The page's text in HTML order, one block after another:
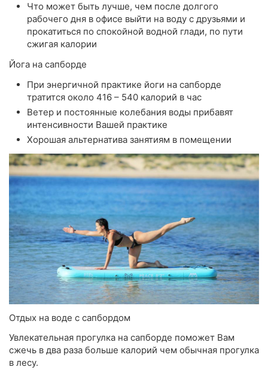
Что может быть лучше, чем после долгого
рабочего дня в офисе выйти на воду с друзьями и
прокатиться по спокойной водной глади, по пути
сжигая калории
Йога на сапборде
При энергичной практике йоги на сапборде
тратится около 416 – 540 калорий в час
Ветер и постоянные колебания воды прибавят
интенсивности Вашей практике
Хорошая альтернатива занятиям в помещении
Отдых на воде с сапбордом
Увлекательная прогулка на сапборде поможет Вам
сжечь в два раза больше калорий чем обычная прогулка
в лесу.